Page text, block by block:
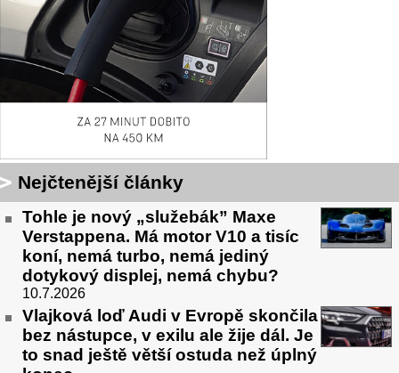
Nejčtenější články
Tohle je nový „služebák” Maxe
Verstappena. Má motor V10 a tisíc
koní, nemá turbo, nemá jediný
dotykový displej, nemá chybu?
10.7.2026
Vlajková loď Audi v Evropě skončila
bez nástupce, v exilu ale žije dál. Je
to snad ještě větší ostuda než úplný